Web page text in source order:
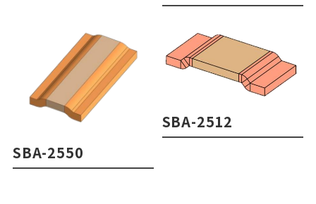
SBA-2550
SBA-2512